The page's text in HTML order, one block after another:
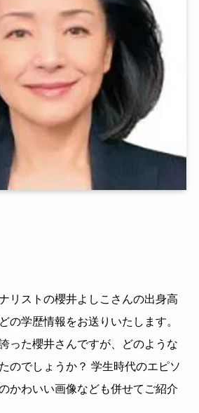
リストの櫻井よしこさんの出身高
の学歴情報をお送りいたします。
った櫻井さんですが、どのような
のでしょうか？ 学生時代のエピソ
かわいい画像なども併せてご紹介